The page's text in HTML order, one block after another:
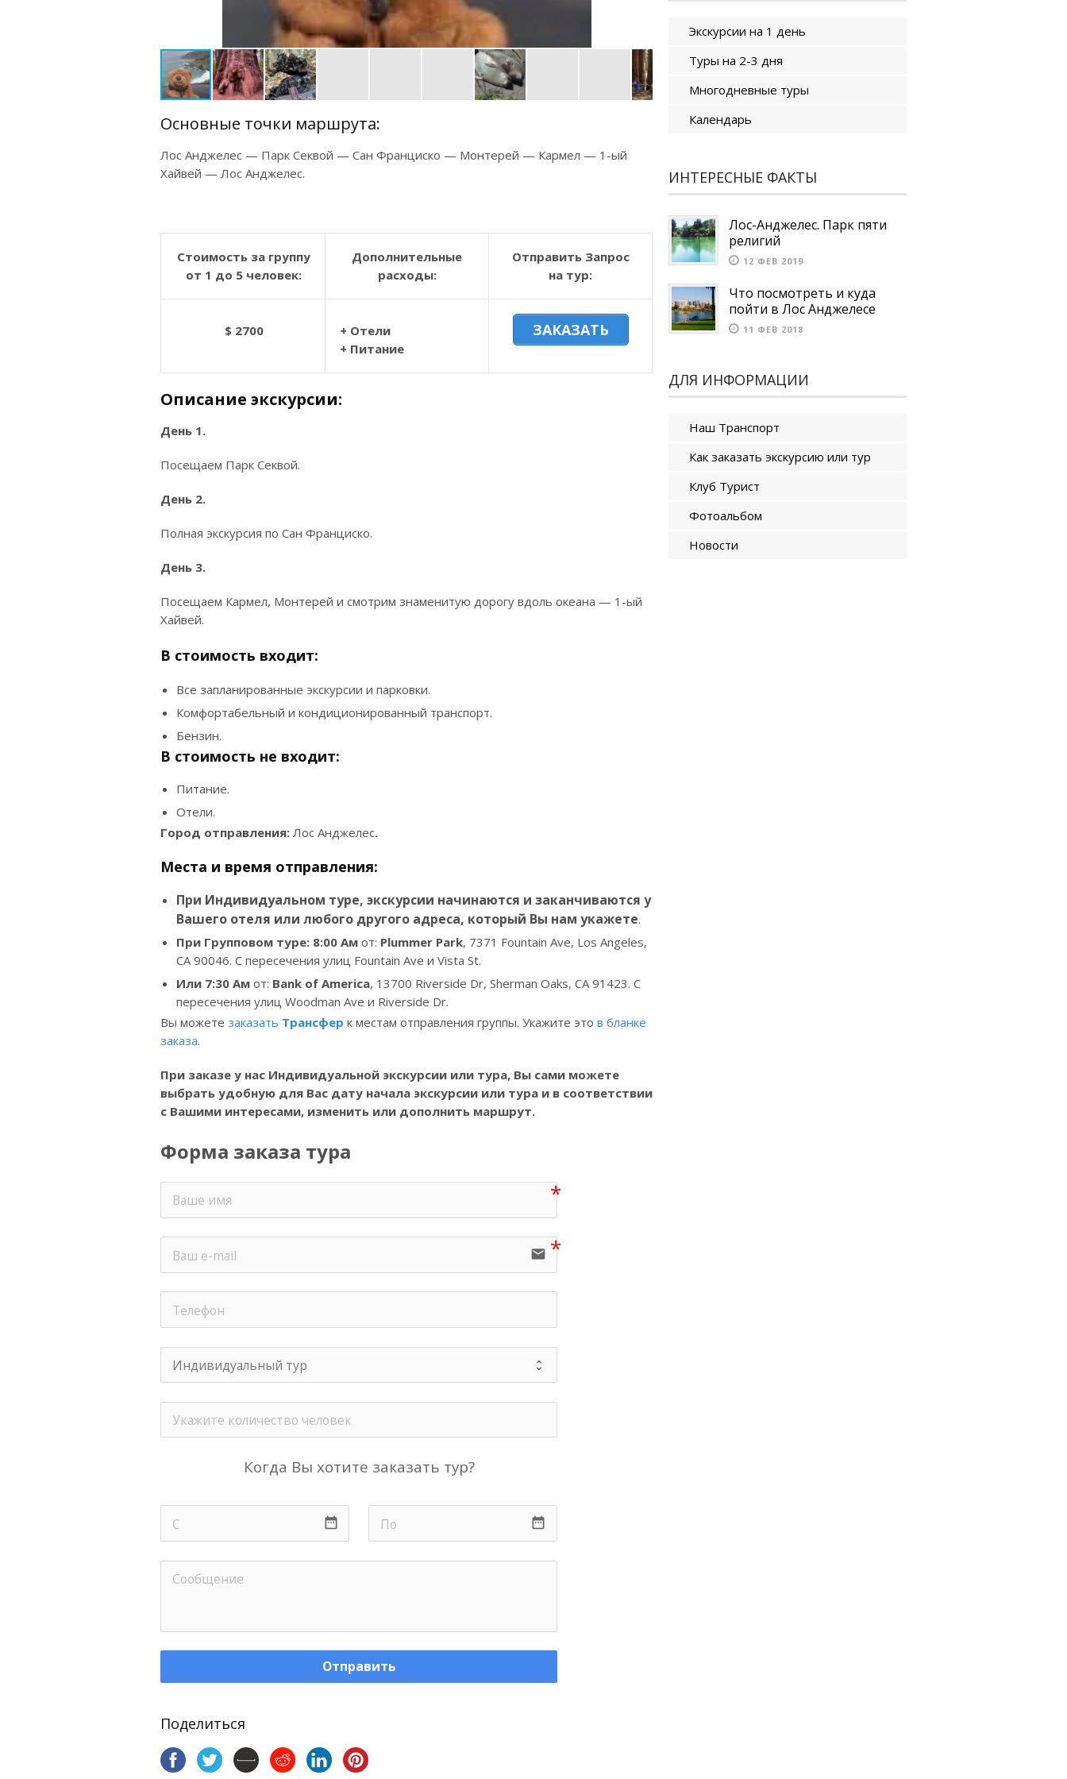
Основные точки маршрута:
Лос Анджелес — Парк Секвой — Сан Франциско — Монтерей — Кармел — 1-ый
Хайвей — Лос Анджелес.
Стоимость за группу
от 1 до 5 человек:
Дополнительные
расходы:
Отправить Запрос
на тур:
$ 2700
+ Отели
+ Питание
ЗАКАЗАТЬ
Описание экскурсии:
День 1.
Посещаем Парк Секвой.
День 2.
Полная экскурсия по Сан Франциско.
День 3.
Посещаем Кармел, Монтерей и смотрим знаменитую дорогу вдоль океана — 1-ый
Хайвей.
В стоимость входит:
Все запланированные экскурсии и парковки.
Комфортабельный и кондиционированный транспорт.
Бензин.
В стоимость не входит:
Питание.
Отели.
Город отправления: Лос Анджелес.
Места и время отправления:
При Индивидуальном туре, экскурсии начинаются и заканчиваются у
Вашего отеля или любого другого адреса, который Вы нам укажете.
При Групповом туре: 8:00 Ам от: Plummer Park, 7371 Fountain Ave, Los Angeles,
CA 90046. С пересечения улиц Fountain Ave и Vista St.
Или 7:30 Ам от: Bank of America, 13700 Riverside Dr, Sherman Oaks, CA 91423. С
пересечения улиц Woodman Ave и Riverside Dr.
Вы можете заказать Трансфер к местам отправления группы. Укажите это в бланке
заказа.
При заказе у нас Индивидуальной экскурсии или тура, Вы сами можете
выбрать удобную для Вас дату начала экскурсии или тура и в соответствии
с Вашими интересами, изменить или дополнить маршрут.
Форма заказа тура
email
Когда Вы хотите заказать тур?
date_range date_range
Отправить
Поделиться
Экскурсии на 1 день
Туры на 2-3 дня
Многодневные туры
Календарь
ИНТЕРЕСНЫЕ ФАКТЫ
Лос-Анджелес. Парк пяти
религий
12 ФЕВ 2019
Что посмотреть и куда
пойти в Лос Анджелесе
11 ФЕВ 2018
ДЛЯ ИНФОРМАЦИИ
Наш Транспорт
Как заказать экскурсию или тур
Клуб Турист
Фотоальбом
Новости